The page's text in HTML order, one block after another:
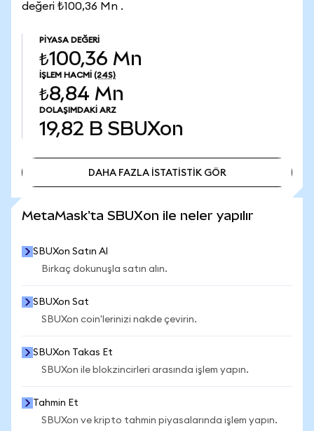
değeri ₺100,36 Mn .
PIYASA DEĞERI
₺100,36 Mn
İŞLEM HACMI (24S)
₺8,84 Mn
DOLAŞIMDAKI ARZ
19,82 B SBUXon
DAHA FAZLA İSTATİSTİK GÖR
MetaMask'ta SBUXon ile neler yapılır
SBUXon Satın Al
Birkaç dokunuşla satın alın.
SBUXon Sat
SBUXon coin'lerinizi nakde çevirin.
SBUXon Takas Et
SBUXon ile blokzincirleri arasında işlem yapın.
Tahmin Et
SBUXon ve kripto tahmin piyasalarında işlem yapın.